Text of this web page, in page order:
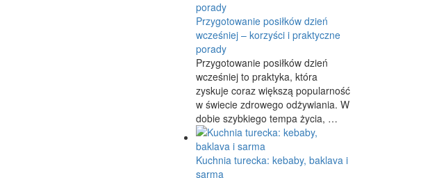
Przygotowanie posiłków dzień
wcześniej – korzyści i praktyczne
porady
Przygotowanie posiłków dzień
wcześniej to praktyka, która
zyskuje coraz większą popularność
w świecie zdrowego odżywiania. W
dobie szybkiego tempa życia, …
Kuchnia turecka: kebaby, baklava i
sarma